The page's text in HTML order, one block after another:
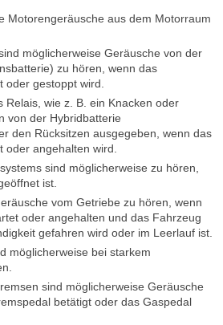
Motorengeräusche aus dem Motorraum
möglicherweise Geräusche von der
zu hören, wenn das
oder gestoppt wird.
Relais, wie z. B. ein Knacken oder
von der Hybridbatterie
den Rücksitzen ausgegeben, wenn das
oder angehalten wird.
sind möglicherweise zu hören,
ist.
vom Getriebe zu hören, wenn
oder angehalten und das Fahrzeug
gefahren wird oder im Leerlauf ist.
möglicherweise bei starkem
sind möglicherweise Geräusche
betätigt oder das Gaspedal